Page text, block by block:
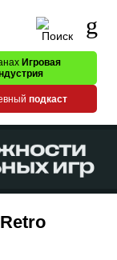
Игровая
подкаст